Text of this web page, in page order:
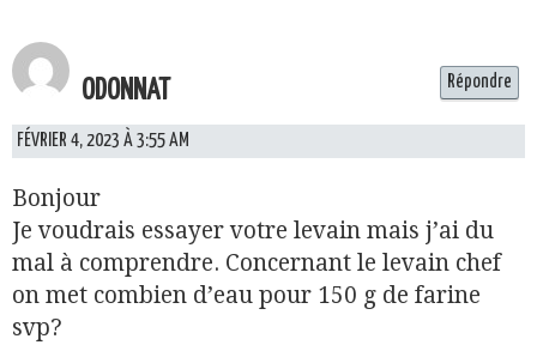
ODONNAT
FÉVRIER 4, 2023 À 3:55 AM
Bonjour
Je voudrais essayer votre levain mais j’ai du
mal à comprendre. Concernant le levain chef
on met combien d’eau pour 150 g de farine
svp?
Répondre